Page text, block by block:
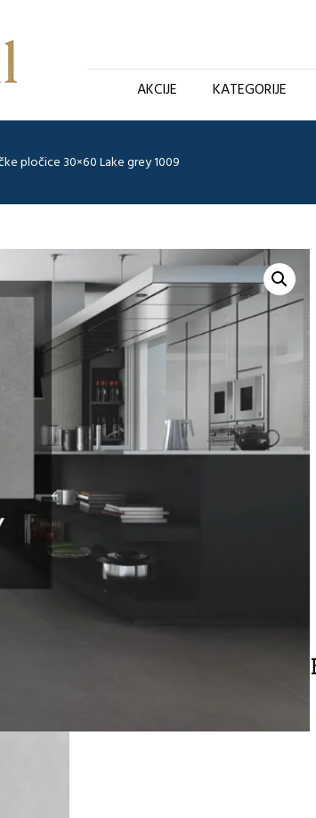
AKCIJE KATEGORIJE
pločice 30×60 Lake grey 1009